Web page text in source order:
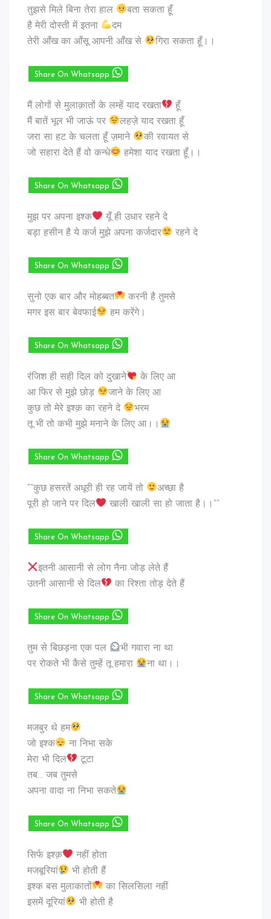
तुझसे मिले बिना तेरा हाल
बता सकता हूँ
है मेरी दोस्ती में इतना
दम
तेरी आँख का आँसू आपनी आँख से
गिरा सकता हूँ।।
Share On Whatsapp
मैं लोगों से मुलाक़ातों के लम्हें याद रखता
हूँ
मैं बातें भूल भी जाऊं पर
लहज़े याद रखता हूँ
जरा सा हट के चलता हूँ ज़माने
की रवायत से
जो सहारा देते हैं वो कन्धे
हमेशा याद रखता हूँ।।
Share On Whatsapp
मुझ पर अपना इश्क
यूँ ही उधार रहने दे
बड़ा हसीन है ये कर्ज मुझे अपना कर्जदार
रहने दे
Share On Whatsapp
सुनो एक बार और मोहब्बत
करनी है तुमसे
मगर इस बार बेवफाई
हम करेंगे।
Share On Whatsapp
रंजिश ही सही दिल को दुखाने
के लिए आ
आ फिर से मुझे छोड़
जाने के लिए आ
कुछ तो मेरे इश्क़ का रहने दे
भरम
तू भी तो कभी मुझे मनाने के लिए आ।।
Share On Whatsapp
“”कुछ हसरतें अधूरी ही रह जायें तो
अच्छा है
पूरी हो जाने पर दिल
खाली खाली सा हो जाता है।।””
Share On Whatsapp
इतनी आसानी से लोग नैना जोड़ लेते हैं
उतनी आसानी से दिल
का रिश्ता तोड़ देते हैं
Share On Whatsapp
तुम से बिछड़ना एक पल
भी गवारा ना था
पर रोकते भी कैसे तुम्हें तू हमारा
ना था।।
Share On Whatsapp
मजबुर थे हम
जो इश्क
ना निभा सके
मेरा भी दिल
टूटा
तब… जब तुमसे
अपना वादा ना निभा सकते
Share On Whatsapp
सिर्फ इश्क़
नहीं होता
मजबूरियां
भी होती हैं
इश्क बस मुलाकातों
का सिलसिला नहीं
इसमें दूरियां
भी होती है